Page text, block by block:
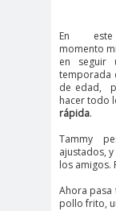
En
momento
en seguir
temporada
de edad,
hacer todo
rápida.
Tammy
ajustados,
los amigos.
Ahora pasa
pollo frito,